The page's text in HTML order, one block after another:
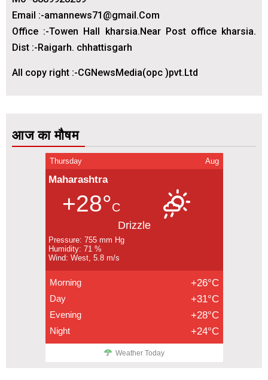
Email :-amannews71@gmail.Com
Office :-Towen Hall kharsia.Near Post office kharsia.
Dist :-Raigarh. chhattisgarh
All copy right :-CGNewsMedia(opc )pvt.Ltd
आज का मौषम
Thursday Aug
Maharashtra
+28°C
Drizzle
Pressure: 755 mm Hg
Humidity: 71 %
Wind: West, 5.8 m/s
Morning +26°C
Day +31°C
Evening +28°C
Night +24°C
Weather Today